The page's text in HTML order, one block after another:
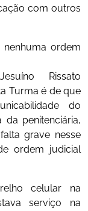
com outros
ordem
Rissato
Turma é de que
do
penitenciária,
grave nesse
ordem judicial
celular na
serviço na